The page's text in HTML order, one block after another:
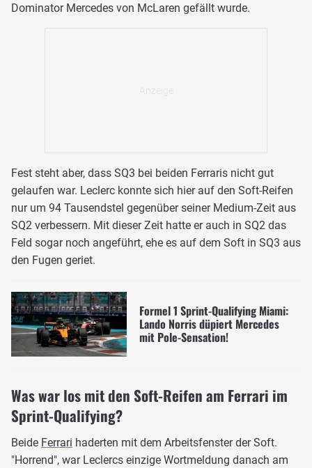
Dominator Mercedes von McLaren gefällt wurde.
Fest steht aber, dass SQ3 bei beiden Ferraris nicht gut
gelaufen war. Leclerc konnte sich hier auf den Soft-Reifen
nur um 94 Tausendstel gegenüber seiner Medium-Zeit aus
SQ2 verbessern. Mit dieser Zeit hatte er auch in SQ2 das
Feld sogar noch angeführt, ehe es auf dem Soft in SQ3 aus
den Fugen geriet.
Formel 1 Sprint-Qualifying Miami:
Lando Norris düpiert Mercedes
mit Pole-Sensation!
Was war los mit den Soft-Reifen am Ferrari im
Sprint-Qualifying?
Beide Ferrari haderten mit dem Arbeitsfenster der Soft.
"Horrend", war Leclercs einzige Wortmeldung danach am